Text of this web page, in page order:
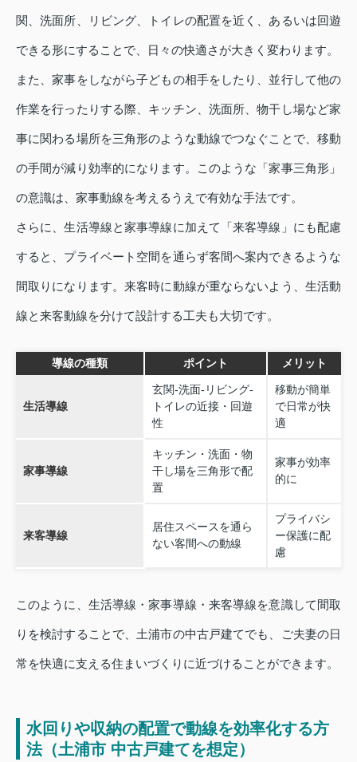
関、洗面所、リビング、トイレの配置を近く、あるいは回遊
できる形にすることで、日々の快適さが大きく変わります。
また、家事をしながら子どもの相手をしたり、並行して他の
作業を行ったりする際、キッチン、洗面所、物干し場など家
事に関わる場所を三角形のような動線でつなぐことで、移動
の手間が減り効率的になります。このような「家事三角形」
の意識は、家事動線を考えるうえで有効な手法です。
さらに、生活導線と家事導線に加えて「来客導線」にも配慮
すると、プライベート空間を通らず客間へ案内できるような
間取りになります。来客時に動線が重ならないよう、生活動
線と来客動線を分けて設計する工夫も大切です。
導線の種類 ポイント メリット
生活導線
玄関‐洗面‐リビング‐
トイレの近接・回遊
性
移動が簡単
で日常が快
適
家事導線
キッチン・洗面・物
干し場を三角形で配
置
家事が効率
的に
来客導線
居住スペースを通ら
ない客間への動線
プライバシ
ー保護に配
慮
このように、生活導線・家事導線・来客導線を意識して間取
りを検討することで、土浦市の中古戸建てでも、ご夫妻の日
常を快適に支える住まいづくりに近づけることができます。
水回りや収納の配置で動線を効率化する方
法（土浦市 中古戸建てを想定）